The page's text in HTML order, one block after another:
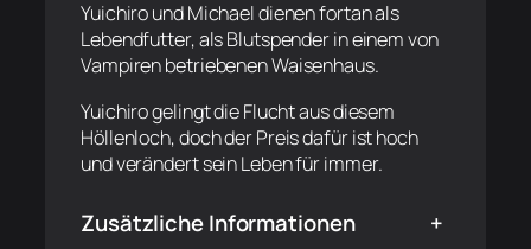
Yuichiro und Michael dienen fortan als
Lebendfutter, als Blutspender in einem von
Vampiren betriebenen Waisenhaus.
Yuichiro gelingt die Flucht aus diesem
Höllenloch, doch der Preis dafür ist hoch
und verändert sein Leben für immer.
Zusätzliche Informationen +